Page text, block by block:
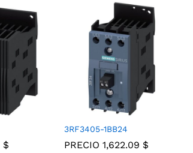
$
3RF3405-1BB24
PRECIO 1,622.09 $